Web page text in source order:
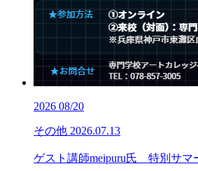
2026 08/20
その他 2026.07.13
ゲスト講師meipuru氏 特別サマ